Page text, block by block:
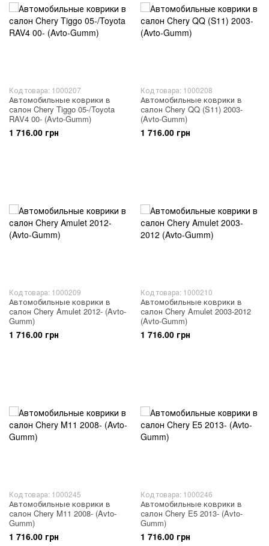
Код товара: 1000207
Автомобильные коврики в
салон Chery Tiggo 05-/Toyota
RAV4 00- (Avto-Gumm)
1 716.00 грн
Код товара: 1000208
Автомобильные коврики в
салон Chery QQ (S11) 2003-
(Avto-Gumm)
1 716.00 грн
Код товара: 1000209
Автомобильные коврики в
салон Chery Amulet 2012- (Avto-
Gumm)
1 716.00 грн
Код товара: 1000210
Автомобильные коврики в
салон Chery Amulet 2003-2012
(Avto-Gumm)
1 716.00 грн
Код товара: 1000245
Автомобильные коврики в
салон Chery M11 2008- (Avto-
Gumm)
1 716.00 грн
Код товара: 1000246
Автомобильные коврики в
салон Chery E5 2013- (Avto-
Gumm)
1 716.00 грн